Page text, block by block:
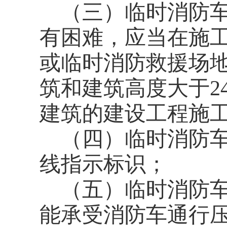
（三）临时消防
有困难，应当在施
或临时消防救援场
筑和建筑高度大于
建筑的建设工程施
（四）临时消防
线指示标识；
（五）临时消防
能承受消防车通行